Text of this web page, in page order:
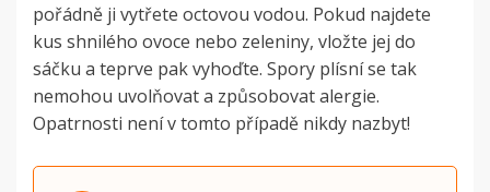
pořádně ji vytřete octovou vodou. Pokud najdete
kus shnilého ovoce nebo zeleniny, vložte jej do
sáčku a teprve pak vyhoďte. Spory plísní se tak
nemohou uvolňovat a způsobovat alergie.
Opatrnosti není v tomto případě nikdy nazbyt!